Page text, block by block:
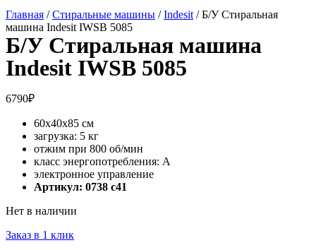
Главная /Стиральные машины /Indesit / Б/У Стиральная
машина Indesit IWSB 5085
Б/У Стиральная машина
Indesit IWSB 5085
6790₽
60x40x85 см
загрузка: 5 кг
отжим при 800 об/мин
класс энергопотребления: A
электронное управление
Артикул: 0738 c41
Нет в наличии
Заказ в 1 клик